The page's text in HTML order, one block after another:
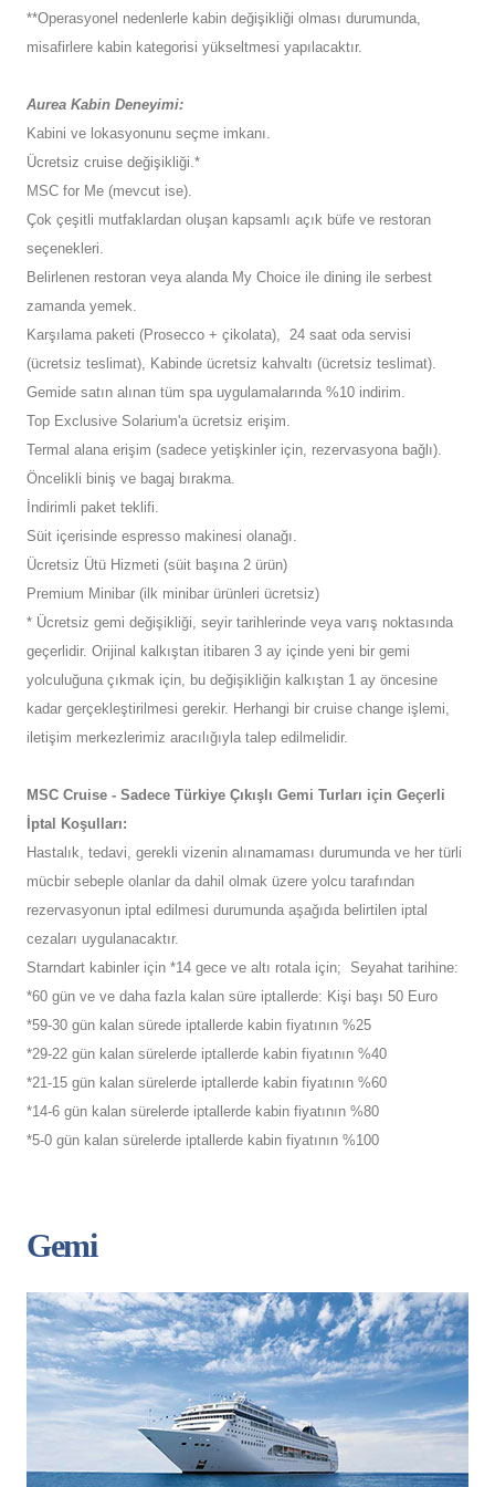
**Operasyonel nedenlerle kabin değişikliği olması durumunda,
misafirlere kabin kategorisi yükseltmesi yapılacaktır.
Aurea Kabin Deneyimi:
Kabini ve lokasyonunu seçme imkanı.
Ücretsiz cruise değişikliği.*
MSC for Me (mevcut ise).
Çok çeşitli mutfaklardan oluşan kapsamlı açık büfe ve restoran
seçenekleri.
Belirlenen restoran veya alanda My Choice ile dining ile serbest
zamanda yemek.
Karşılama paketi (Prosecco + çikolata), 24 saat oda servisi
(ücretsiz teslimat), Kabinde ücretsiz kahvaltı (ücretsiz teslimat).
Gemide satın alınan tüm spa uygulamalarında %10 indirim.
Top Exclusive Solarium'a ücretsiz erişim.
Termal alana erişim (sadece yetişkinler için, rezervasyona bağlı).
Öncelikli biniş ve bagaj bırakma.
İndirimli paket teklifi.
Süit içerisinde espresso makinesi olanağı.
Ücretsiz Ütü Hizmeti (süit başına 2 ürün)
Premium Minibar (ilk minibar ürünleri ücretsiz)
* Ücretsiz gemi değişikliği, seyir tarihlerinde veya varış noktasında
geçerlidir. Orijinal kalkıştan itibaren 3 ay içinde yeni bir gemi
yolculuğuna çıkmak için, bu değişikliğin kalkıştan 1 ay öncesine
kadar gerçekleştirilmesi gerekir. Herhangi bir cruise change işlemi,
iletişim merkezlerimiz aracılığıyla talep edilmelidir.
MSC Cruise - Sadece Türkiye Çıkışlı Gemi Turları için Geçerli
İptal Koşulları:
Hastalık, tedavi, gerekli vizenin alınamaması durumunda ve her türli
mücbir sebeple olanlar da dahil olmak üzere yolcu tarafından
rezervasyonun iptal edilmesi durumunda aşağıda belirtilen iptal
cezaları uygulanacaktır.
Starndart kabinler için *14 gece ve altı rotala için; Seyahat tarihine:
*60 gün ve ve daha fazla kalan süre iptallerde: Kişi başı 50 Euro
*59-30 gün kalan sürede iptallerde kabin fiyatının %25
*29-22 gün kalan sürelerde iptallerde kabin fiyatının %40
*21-15 gün kalan sürelerde iptallerde kabin fiyatının %60
*14-6 gün kalan sürelerde iptallerde kabin fiyatının %80
*5-0 gün kalan sürelerde iptallerde kabin fiyatının %100
Gemi